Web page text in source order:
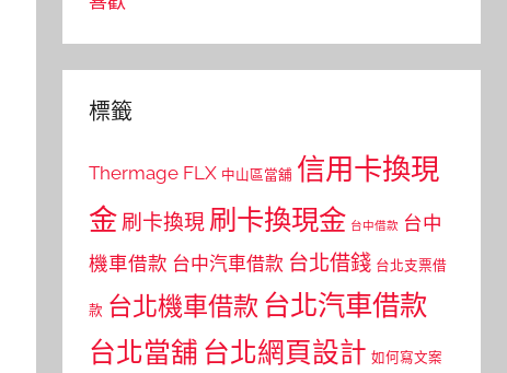
標籤
Thermage FLX 中山區當舖 信用卡換現
金 刷卡換現 刷卡換現金 台中借款 台中
機車借款 台中汽車借款 台北借錢 台北支票借
款 台北機車借款 台北汽車借款
台北當舖 台北網頁設計 如何寫文案